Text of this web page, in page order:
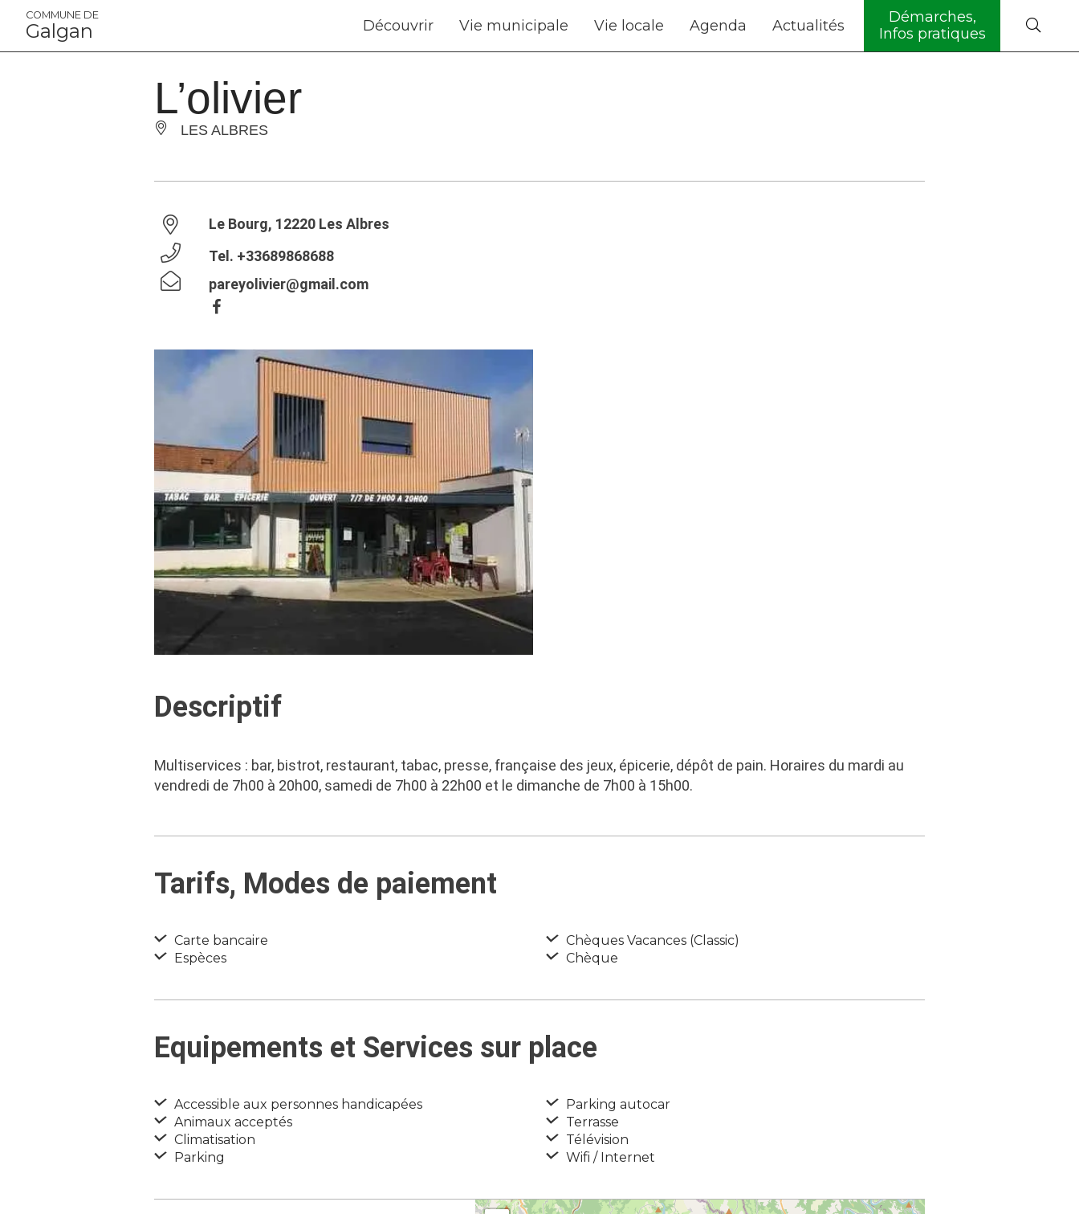
Panneau de gestion des cookies
COMMUNE DE
Galgan Découvrir Vie municipale Vie locale Agenda Actualités
Démarches,
Infos pratiques
L’olivier
LES ALBRES
Le Bourg, 12220 Les Albres
Tel. +33689868688
pareyolivier@gmail.com
Descriptif
Multiservices : bar, bistrot, restaurant, tabac, presse, française des jeux, épicerie, dépôt de pain. Horaires du mardi au
vendredi de 7h00 à 20h00, samedi de 7h00 à 22h00 et le dimanche de 7h00 à 15h00.
Tarifs, Modes de paiement
Carte bancaire
Espèces
Chèques Vacances (Classic)
Chèque
Equipements et Services sur place
Accessible aux personnes handicapées
Animaux acceptés
Climatisation
Parking
Parking autocar
Terrasse
Télévision
Wifi / Internet